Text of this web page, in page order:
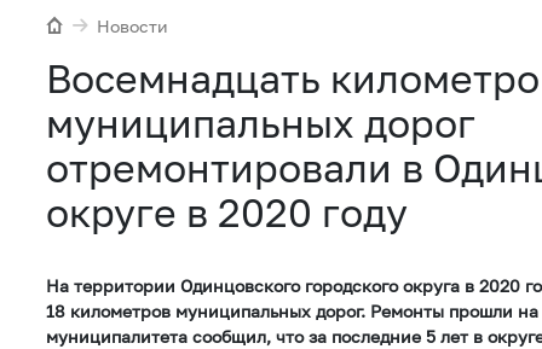
Новости
Восемнадцать
муниципальных дорог
отремонтировали в
округе в 2020 году
На территории Одинцовского городского округа в 2020
18 километров муниципальных дорог. Ремонты прошли на
муниципалитета сообщил, что за последние 5 лет в